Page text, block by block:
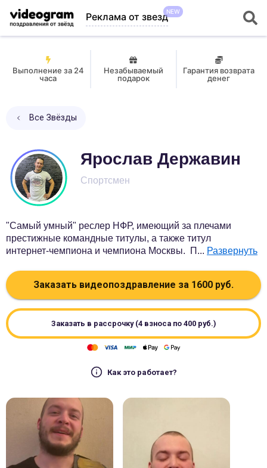
Реклама от звездNEW
Выполнение за 24
часа
Незабываемый
подарок
Гарантия возврата
денег
Все Звёзды
Ярослав Державин
Спортсмен
"Самый умный" реслер НФР, имеющий за плечами
престижные командные титулы, а также титул
интернет-чемпиона и чемпиона Москвы. П ... Развернуть
Заказать видеопоздравление за 1600 руб.
Заказать в рассрочку (4 взноса по 400руб.)
Как это работает?